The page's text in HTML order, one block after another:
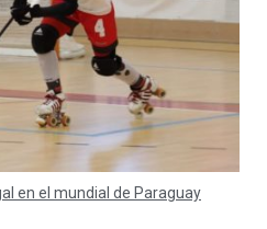
en el mundial de Paraguay